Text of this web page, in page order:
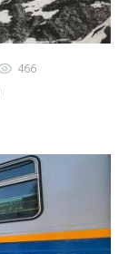
466